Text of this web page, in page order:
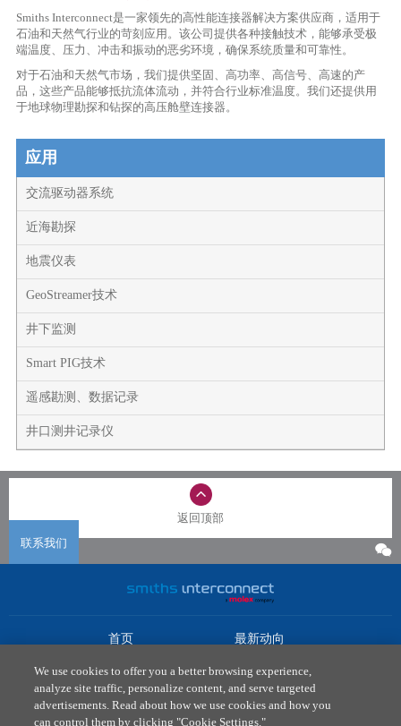
Smiths Interconnect是一家领先的高性能连接器解决方案供应商，适用于
石油和天然气行业的苛刻应用。该公司提供各种接触技术，能够承受极
端温度、压力、冲击和振动的恶劣环境，确保系统质量和可靠性。
对于石油和天然气市场，我们提供坚固、高功率、高信号、高速的产
品，这些产品能够抵抗流体流动，并符合行业标准温度。我们还提供用
于地球物理勘探和钻探的高压舱壁连接器。
应用
交流驱动器系统
近海勘探
地震仪表
GeoStreamer技术
井下监测
Smart PIG技术
遥感勘测、数据记录
井口测井记录仪
返回顶部
联系我们
首页
产品
最新动向
联系我们
法律政策
We use cookies to offer you a better browsing experience,
analyze site traffic, personalize content, and serve targeted
advertisements. Read about how we use cookies and how you
can control them by clicking "Cookie Settings."